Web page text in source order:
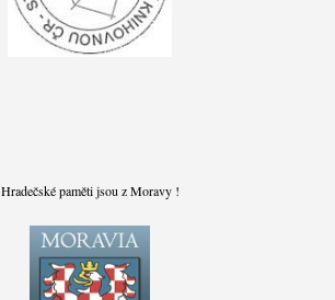
Hradečské paměti jsou z Moravy !